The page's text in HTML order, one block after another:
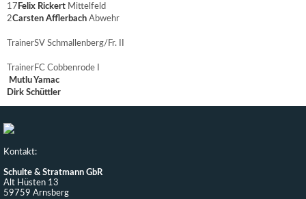
17 Felix Rickert Mittelfeld
2Carsten Afflerbach Abwehr
TrainerSV Schmallenberg/Fr. II
TrainerFC Cobbenrode I
Mutlu Yamac
Dirk Schüttler
Kontakt:
Schulte & Stratmann GbR
Alt Hüsten 13
59759 Arnsberg